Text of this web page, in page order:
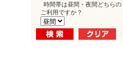
時間帯は昼間・夜間どちらの
ご利用ですか？